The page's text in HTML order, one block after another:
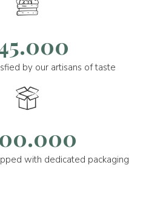
by our artisans of taste
with dedicated packaging